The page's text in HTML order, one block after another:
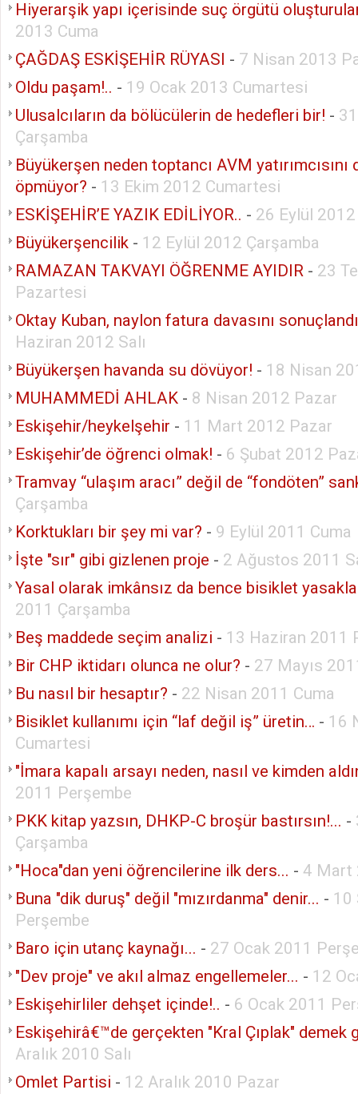
Hiyerarşik yapı içerisinde suç örgütü
2013 Cuma
ÇAĞDAŞ ESKİŞEHİR RÜYASI - 7 Nisan 2013
Oldu paşam!.. - 19 Ocak 2013 Cumartesi
Ulusalcıların da bölücülerin de hedefleri bir! -
Çarşamba
Büyükerşen neden toptancı AVM yatırımcısını
öpmüyor? - 13 Ekim 2012 Cumartesi
ESKİŞEHİR’E YAZIK EDİLİYOR.. - 26 Eylül
Büyükerşencilik - 12 Eylül 2012 Çarşamba
RAMAZAN TAKVAYI ÖĞRENME AYIDIR - 23
Pazartesi
Oktay Kuban, naylon fatura davasını
Haziran 2012 Salı
Büyükerşen havanda su dövüyor! - 18 Nisan
MUHAMMEDİ AHLAK - 8 Nisan 2012 Pazar
Eskişehir/heykelşehir - 11 Mart 2012 Pazar
Eskişehir’de öğrenci olmak! - 6 Şubat 2012
Tramvay “ulaşım aracı” değil de “fondöten”
Çarşamba
Korktukları bir şey mi var? - 9 Eylül 2011 Cuma
İşte "sır" gibi gizlenen proje - 2 Ağustos 2011
Yasal olarak imkânsız da bence bisiklet
2011 Çarşamba
Beş maddede seçim analizi - 13 Haziran 2011
Bir CHP iktidarı olunca ne olur? - 27 Mayıs
Bu nasıl bir hesaptır? - 22 Nisan 2011 Cuma
Bisiklet kullanımı için “laf değil iş” üretin… - 16
Cumartesi
"İmara kapalı arsayı neden, nasıl ve kimden
2011 Perşembe
PKK kitap yazsın, DHKP-C broşür bastırsın!... -
Çarşamba
"Hoca"dan yeni öğrencilerine ilk ders... - 4 Mart
Buna "dik duruş" değil "mızırdanma" denir... - 10
Perşembe
Baro için utanç kaynağı... - 27 Ocak 2011
"Dev proje" ve akıl almaz engellemeler... - 12
Eskişehirliler dehşet içinde!.. - 6 Ocak 2011
Eskişehirâ€™de gerçekten "Kral Çıplak" demek
Aralık 2010 Salı
Omlet Partisi - 12 Aralık 2010 Pazar